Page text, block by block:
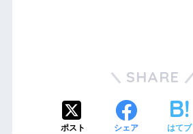
SHARE
ポスト シェア はてブ